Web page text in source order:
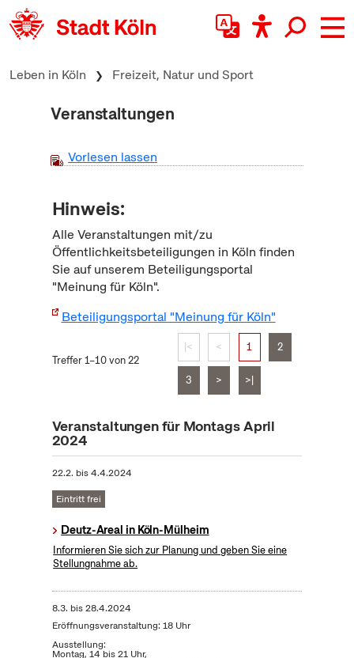
zum Inhalt springen
Leben in Köln Freizeit, Natur und Sport
Veranstaltungen
Vorlesen lassen
Hinweis:
Alle Veranstaltungen mit/zu
Öffentlichkeitsbeteiligungen in Köln finden
Sie auf unserem Beteiligungsportal
"Meinung für Köln".
Beteiligungsportal "Meinung für Köln"
Treffer 1–10 von 22
|< < 1 2
3 > >|
Veranstaltungen für Montags April
2024
22.2. bis4.4.2024
Eintritt frei
Deutz-Areal in Köln-Mülheim
Informieren Sie sich zur Planung und geben Sie eine
Stellungnahme ab.
8.3. bis28.4.2024
Eröffnungsveranstaltung: 18 Uhr
Ausstellung:
Montag, 14 bis 21 Uhr,